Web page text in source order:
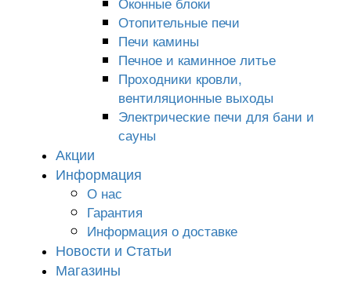
Отопительные печи
Печи камины
Печное и каминное литье
Проходники кровли,
вeнтиляционные выходы
Электрические печи для бани и
сауны
Акции
Информация
О нас
Гарантия
Информация о доставке
Новости и Статьи
Магазины